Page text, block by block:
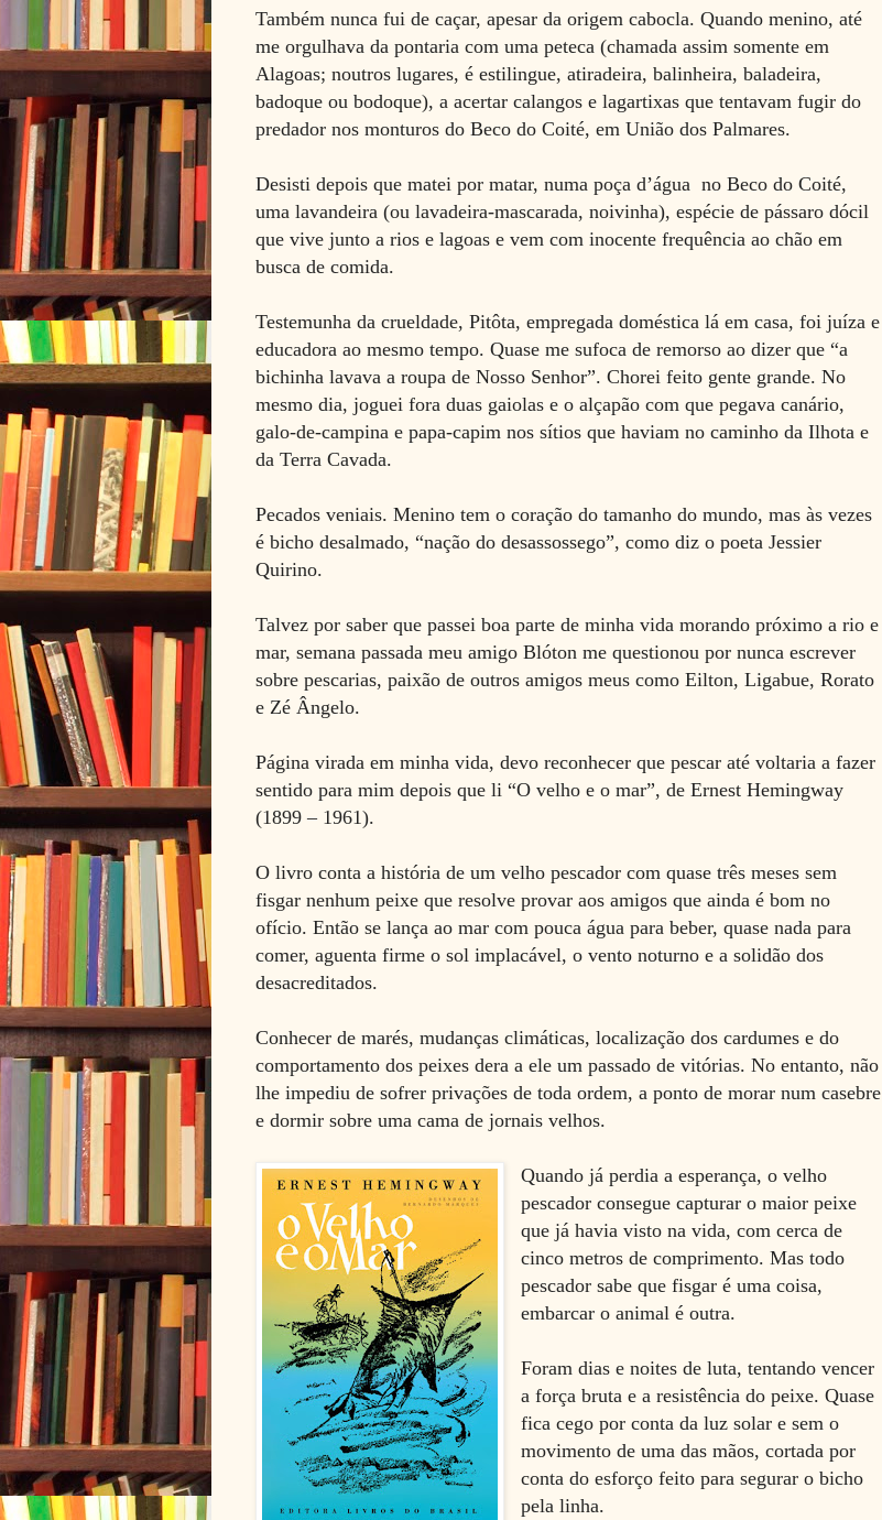
Também nunca fui de caçar, apesar da origem cabocla. Quando menino, até
me orgulhava da pontaria com uma peteca (chamada assim somente em
Alagoas; noutros lugares, é estilingue, atiradeira, balinheira, baladeira,
badoque ou bodoque), a acertar calangos e lagartixas que tentavam fugir do
predador nos monturos do Beco do Coité, em União dos Palmares.
Desisti depois que matei por matar, numa poça d’água no Beco do Coité,
uma lavandeira (ou lavadeira-mascarada, noivinha), espécie de pássaro dócil
que vive junto a rios e lagoas e vem com inocente frequência ao chão em
busca de comida.
Testemunha da crueldade, Pitôta, empregada doméstica lá em casa, foi juíza e
educadora ao mesmo tempo. Quase me sufoca de remorso ao dizer que “a
bichinha lavava a roupa de Nosso Senhor”. Chorei feito gente grande. No
mesmo dia, joguei fora duas gaiolas e o alçapão com que pegava canário,
galo-de-campina e papa-capim nos sítios que haviam no caminho da Ilhota e
da Terra Cavada.
Pecados veniais. Menino tem o coração do tamanho do mundo, mas às vezes
é bicho desalmado, “nação do desassossego”, como diz o poeta Jessier
Quirino.
Talvez por saber que passei boa parte de minha vida morando próximo a rio e
mar, semana passada meu amigo Blóton me questionou por nunca escrever
sobre pescarias, paixão de outros amigos meus como Eilton, Ligabue, Rorato
e Zé Ângelo.
Página virada em minha vida, devo reconhecer que pescar até voltaria a fazer
sentido para mim depois que li “O velho e o mar”, de Ernest Hemingway
(1899 – 1961).
O livro conta a história de um velho pescador com quase três meses sem
fisgar nenhum peixe que resolve provar aos amigos que ainda é bom no
ofício. Então se lança ao mar com pouca água para beber, quase nada para
comer, aguenta firme o sol implacável, o vento noturno e a solidão dos
desacreditados.
Conhecer de marés, mudanças climáticas, localização dos cardumes e do
comportamento dos peixes dera a ele um passado de vitórias. No entanto, não
lhe impediu de sofrer privações de toda ordem, a ponto de morar num casebre
e dormir sobre uma cama de jornais velhos.
Quando já perdia a esperança, o velho
pescador consegue capturar o maior peixe
que já havia visto na vida, com cerca de
cinco metros de comprimento. Mas todo
pescador sabe que fisgar é uma coisa,
embarcar o animal é outra.
Foram dias e noites de luta, tentando vencer
a força bruta e a resistência do peixe. Quase
fica cego por conta da luz solar e sem o
movimento de uma das mãos, cortada por
conta do esforço feito para segurar o bicho
pela linha.